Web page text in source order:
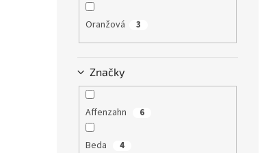
Značky
Affenzahn 6
Beda 4
Oranžová 3